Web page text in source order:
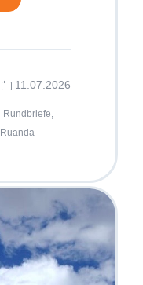
11.07.2026
Rundbriefe,
Ruanda